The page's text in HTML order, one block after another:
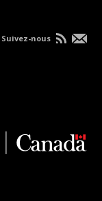
Suivez-nous